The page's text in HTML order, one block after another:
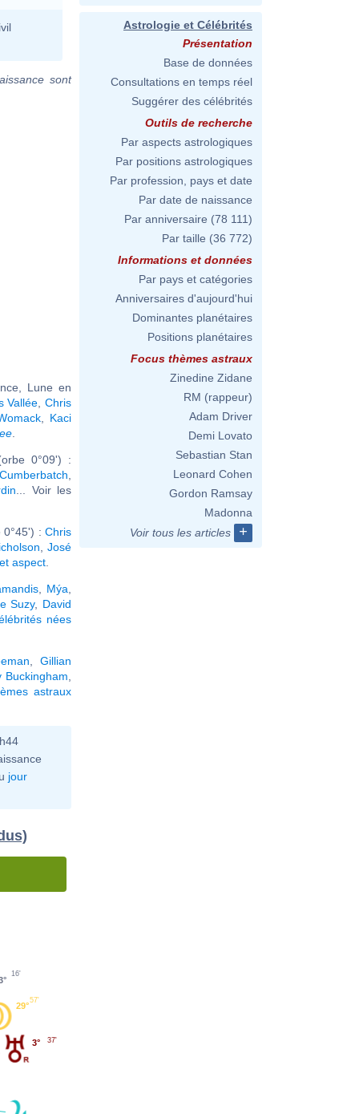
sont
Lune en
Vallée ,Chris
Kaci
0°09') :
... Voir les
0°45') : Chris
,José
aspect
Mýa
Suzy, David
nées
,Gillian
Buckingham
astraux
jour
3° 37'
29°
57'
16'
Astrologie et Célébrités
Présentation
Base de données
Consultations en temps réel
Suggérer des célébrités
Outils de recherche
Par aspects astrologiques
Par positions astrologiques
Par profession, pays et date
Par date de naissance
Par anniversaire (78 111)
Par taille (36 772)
Informations et données
Par pays et catégories
Anniversaires d'aujourd'hui
Dominantes planétaires
Positions planétaires
Focus thèmes astraux
Zinedine Zidane
RM (rappeur)
Adam Driver
Demi Lovato
Sebastian Stan
Leonard Cohen
Gordon Ramsay
Madonna
Voir tous les articles
+